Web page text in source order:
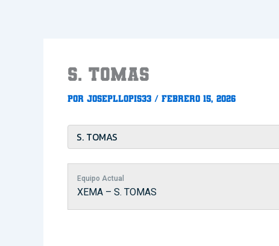
S. TOMAS
Por Josepllopis33 / febrero 15, 2026
Equipo Actual
XEMA – S. TOMAS